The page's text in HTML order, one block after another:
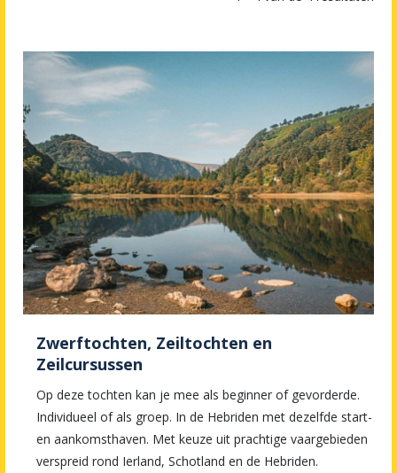
Zwerftochten, Zeiltochten en
Zeilcursussen
Op deze tochten kan je mee als beginner of gevorderde.
Individueel of als groep. In de Hebriden met dezelfde start-
en aankomsthaven. Met keuze uit prachtige vaargebieden
verspreid rond Ierland, Schotland en de Hebriden.